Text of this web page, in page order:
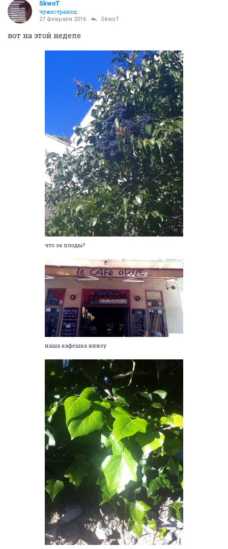
SkwоT
чужестранец
27 февраля 2016 SkwоT
вот на этой неделе
что за плоды?
наша кафешка внизу